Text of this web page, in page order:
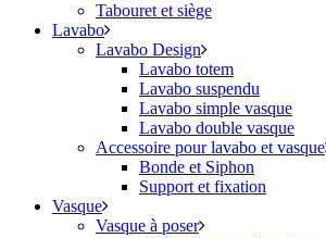
Tabouret et siège
Lavabo
Lavabo Design
Lavabo totem
Lavabo suspendu
Lavabo simple vasque
Lavabo double vasque
Accessoire pour lavabo et vasque
Bonde et Siphon
Support et fixation
Vasque
Vasque à poser